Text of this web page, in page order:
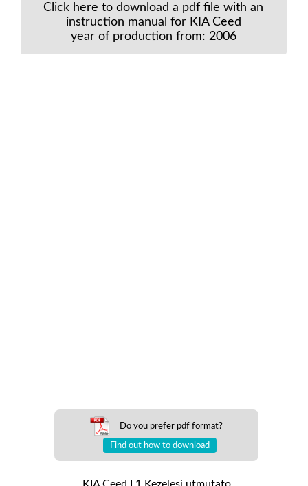
Click here to download a pdf file with an
instruction manual for KIA Ceed
year of production from: 2006
Do you prefer pdf format?
Find out how to download